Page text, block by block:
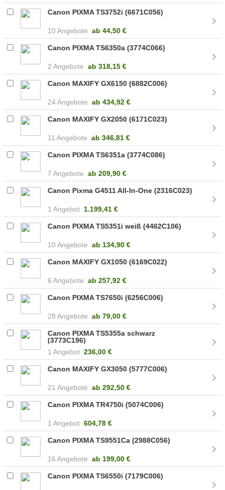
Canon PIXMA TS3752i (6671C056)
10 Angebote ab44,50 €
Canon PIXMA TS6350a (3774C066)
2 Angebote ab 318,15 €
Canon MAXIFY GX6150 (6882C006)
24 Angebote ab434,92 €
Canon MAXIFY GX2050 (6171C023)
11 Angebote ab 346,81 €
Canon PIXMA TS6351a (3774C086)
7 Angebote ab 209,90 €
Canon Pixma G4511 All-In-One (2316C023)
1 Angebot 1.199,41 €
Canon PIXMA TS5351i weiß (4462C106)
10 Angebote ab 134,90 €
Canon MAXIFY GX1050 (6169C022)
6 Angebote ab 257,92 €
Canon PIXMA TS7650i (6256C006)
28 Angebote ab 79,00 €
Canon PIXMA TS5355a schwarz
(3773C196)
1 Angebot 236,00 €
Canon MAXIFY GX3050 (5777C006)
21 Angebote ab 292,50 €
Canon PIXMA TR4750i (5074C006)
1 Angebot 604,78 €
Canon PIXMA TS9551Ca (2988C056)
16 Angebote ab 199,00 €
Canon PIXMA TS6550i (7179C006)